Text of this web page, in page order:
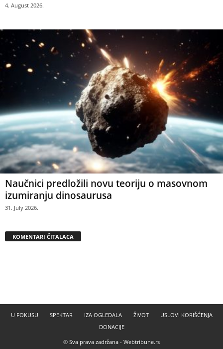
4. August 2026.
Naučnici predložili novu teoriju o masovnom
izumiranju dinosaurusa
31. July 2026.
KOMENTARI ČITALACA
U FOKUSU SPEKTAR IZA OGLEDALA ŽIVOT
USLOVI KORIŠĆENJA
DONACIJE
© Sva prava zadržana - Webtribune.rs